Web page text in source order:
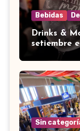
Bebidas
Drinks &
setiembre
Sin